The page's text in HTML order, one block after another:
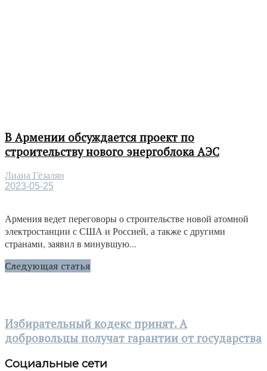
В Армении обсуждается проект по
строительству нового энергоблока АЭС
Лиана Гёзалян
2023-05-25
Армения ведет переговоры о строительстве новой атомной
электростанции с США и Россией, а также с другими
странами, заявил в минувшую...
Следующая статья
Избирательный кодекс принят. А
добровольцы получат гарантии от государства
Социальные сети